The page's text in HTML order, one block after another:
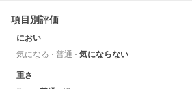
項目別評価
におい
気になる
普通 気にならない
重さ